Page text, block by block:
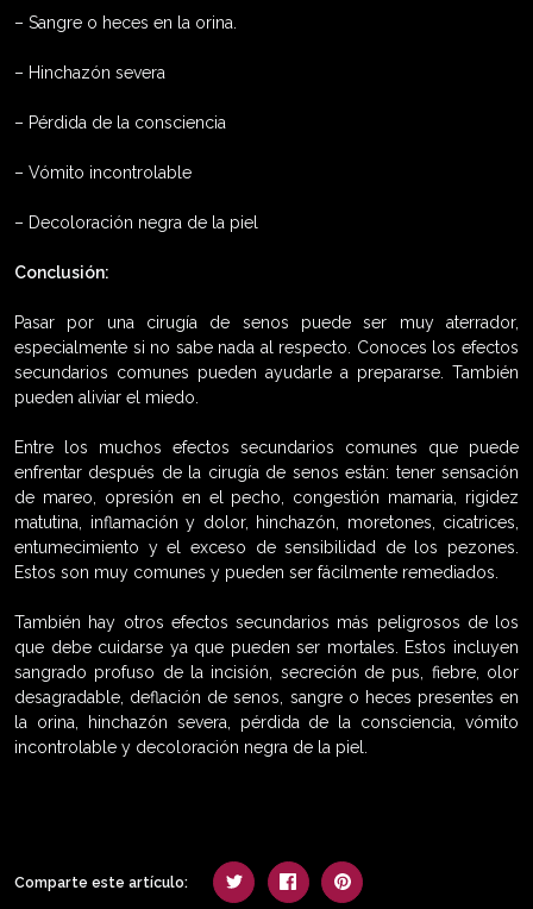
– Sangre o heces en la orina.
– Hinchazón severa
– Pérdida de la consciencia
– Vómito incontrolable
– Decoloración negra de la piel
Conclusión:
Pasar por una cirugía de senos puede ser muy aterrador,
especialmente si no sabe nada al respecto. Conoces los efectos
secundarios comunes pueden ayudarle a prepararse. También
pueden aliviar el miedo.
Entre los muchos efectos secundarios comunes que puede
enfrentar después de la cirugía de senos están: tener sensación
de mareo, opresión en el pecho, congestión mamaria, rigidez
matutina, inflamación y dolor, hinchazón, moretones, cicatrices,
entumecimiento y el exceso de sensibilidad de los pezones.
Estos son muy comunes y pueden ser fácilmente remediados.
También hay otros efectos secundarios más peligrosos de los
que debe cuidarse ya que pueden ser mortales. Estos incluyen
sangrado profuso de la incisión, secreción de pus, fiebre, olor
desagradable, deflación de senos, sangre o heces presentes en
la orina, hinchazón severa, pérdida de la consciencia, vómito
incontrolable y decoloración negra de la piel.
Comparte este artículo: